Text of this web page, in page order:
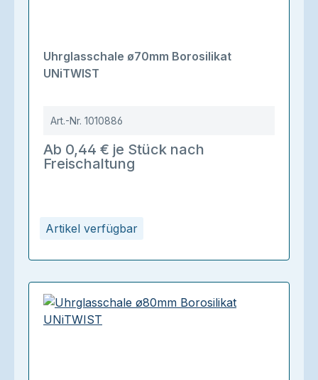
Artikel verfügbar
Uhrglasschale ø70mm Borosilikat
UNiTWIST
Art.-Nr. 1010886
Ab 0,44 € je Stück nach
Freischaltung